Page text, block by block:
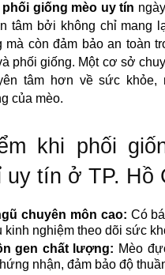
giống mèo uy tín
tâm bởi không chỉ mang
còn đảm bảo an toàn
phối giống. Một cơ sở
tâm hơn về sức khỏe,
của mèo.
khi phối
uy tín ở TP. Hồ
chuyên môn cao: Có
kinh nghiệm theo dõi sức
gen chất lượng: Mèo
nhận, đảm bảo độ